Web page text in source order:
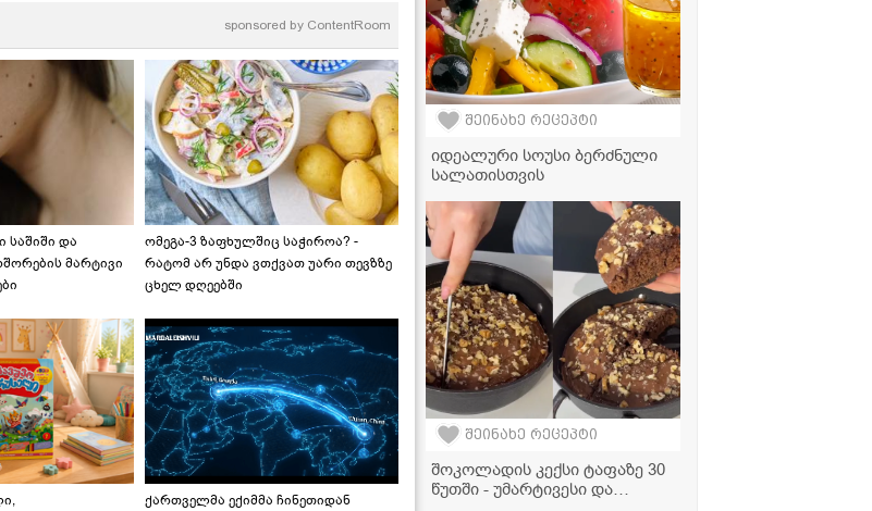
sponsored by ContentRoom
და
მარტივი
ომეგა-3 ზაფხულშიც საჭიროა? -
რატომ არ უნდა ვთქვათ უარი თევზზე
ცხელ დღეებში
ქართველმა ექიმმა ჩინეთიდან
შეინახე რეცეპტი
იდეალური სოუსი ბერძნული
სალათისთვის
შეინახე რეცეპტი
შოკოლადის კექსი ტაფაზე 30
წუთში - უმარტივესი და